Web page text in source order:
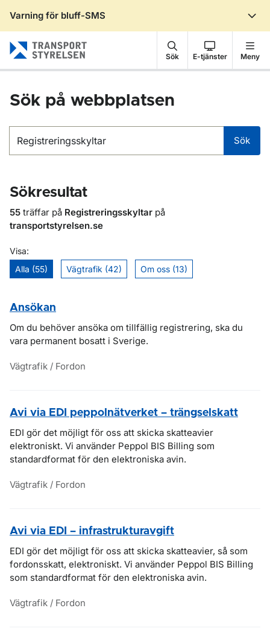
Varning för bluff-SMS
Sök E-tjänster Meny
Sök på webbplatsen
Sök
Sökresultat
55 träffar på Registreringsskyltar på
transportstyrelsen.se
Visa:
Alla (55)
Vägtrafik (42) Om oss (13)
Ansökan
Om du behöver ansöka om tillfällig registrering, ska du
vara permanent bosatt i Sverige.
Vägtrafik / Fordon
Avi via EDI peppolnätverket – trängselskatt
EDI gör det möjligt för oss att skicka skatteavier
elektroniskt. Vi använder Peppol BIS Billing som
standardformat för den elektroniska avin.
Vägtrafik / Fordon
Avi via EDI – infrastrukturavgift
EDI gör det möjligt för oss att skicka skatteavier, så som
fordonsskatt, elektroniskt. Vi använder Peppol BIS Billing
som standardformat för den elektroniska avin.
Vägtrafik / Fordon